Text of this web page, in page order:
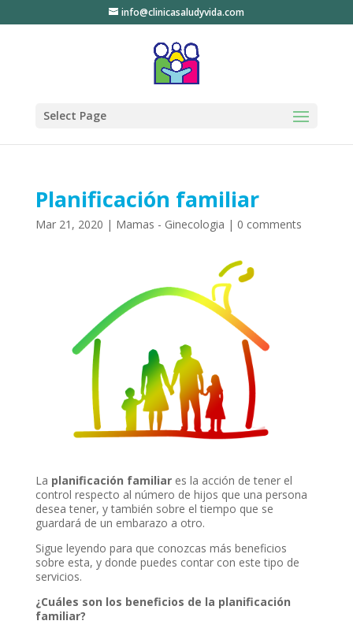
info@clinicasaludyvida.com
Select Page
Planificación familiar
Mar 21, 2020 | Mamas - Ginecologia | 0 comments
La planificación familiares la acción de tener el
control respecto al número de hijos que una persona
desea tener, y también sobre el tiempo que se
guardará de un embarazo a otro.
Sigue leyendo para que conozcas más beneficios
sobre esta, y donde puedes contar con este tipo de
servicios.
¿Cuáles son los beneficios de la planificación
familiar?